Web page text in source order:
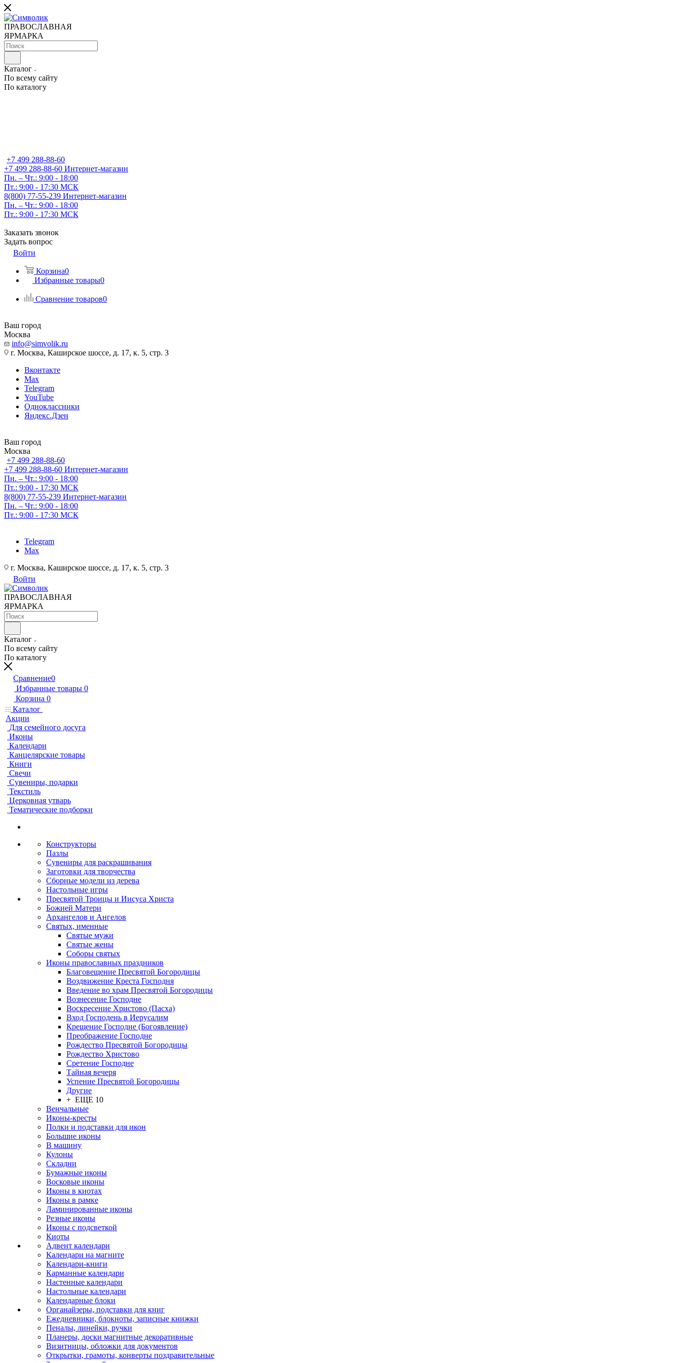
ПРАВОСЛАВНАЯ
ЯРМАРКА
Каталог
По всему сайту
По каталогу
+7 499 288-88-60
+7 499 288-88-60 Интернет-магазин
Пн. – Чт.: 9:00 - 18:00
Пт.: 9:00 - 17:30 МСК
8(800) 77-55-239 Интернет-магазин
Пн. – Чт.: 9:00 - 18:00
Пт.: 9:00 - 17:30 МСК
Заказать звонок
Задать вопрос
Войти
Корзина0
Избранные товары0
Сравнение товаров0
Ваш город
Москва
info@simvolik.ru
г. Москва, Каширское шоссе, д. 17, к. 5, стр. 3
Вконтакте
Max
Telegram
YouTube
Одноклассники
Яндекс.Дзен
Ваш город
Москва
+7 499 288-88-60
+7 499 288-88-60 Интернет-магазин
Пн. – Чт.: 9:00 - 18:00
Пт.: 9:00 - 17:30 МСК
8(800) 77-55-239 Интернет-магазин
Пн. – Чт.: 9:00 - 18:00
Пт.: 9:00 - 17:30 МСК
Telegram
Max
г. Москва, Каширское шоссе, д. 17, к. 5, стр. 3
Войти
ПРАВОСЛАВНАЯ
ЯРМАРКА
Каталог
По всему сайту
По каталогу
Сравнение0
Избранные товары 0
Корзина 0
Каталог
Акции
Для семейного досуга
Иконы
Календари
Канцелярские товары
Книги
Свечи
Сувениры, подарки
Текстиль
Церковная утварь
Тематические подборки
Конструкторы
Пазлы
Сувениры для раскрашивания
Заготовки для творчества
Сборные модели из дерева
Настольные игры
Пресвятой Троицы и Иисуса Христа
Божией Матери
Архангелов и Ангелов
Святых, именные
Святые мужи
Святые жены
Соборы святых
Иконы православных праздников
Благовещение Пресвятой Богородицы
Воздвижение Креста Господня
Введение во храм Пресвятой Богородицы
Вознесение Господне
Воскресение Христово (Пасха)
Вход Господень в Иерусалим
Крещение Господне (Богоявление)
Преображение Господне
Рождество Пресвятой Богородицы
Рождество Христово
Сретение Господне
Тайная вечеря
Успение Пресвятой Богородицы
Другие
+ ЕЩЕ 10
Венчальные
Иконы-кресты
Полки и подставки для икон
Большие иконы
В машину
Кулоны
Складни
Бумажные иконы
Восковые иконы
Иконы в киотах
Иконы в рамке
Ламинированные иконы
Резные иконы
Иконы с подсветкой
Киоты
Адвент календари
Календари на магните
Календари-книги
Карманные календари
Настенные календари
Настольные календари
Календарные блоки
Органайзеры, подставки для книг
Ежедневники, блокноты, записные книжки
Пеналы, линейки, ручки
Планеры, доски магнитные декоративные
Визитницы, обложки для документов
Открытки, грамоты, конверты поздравительные